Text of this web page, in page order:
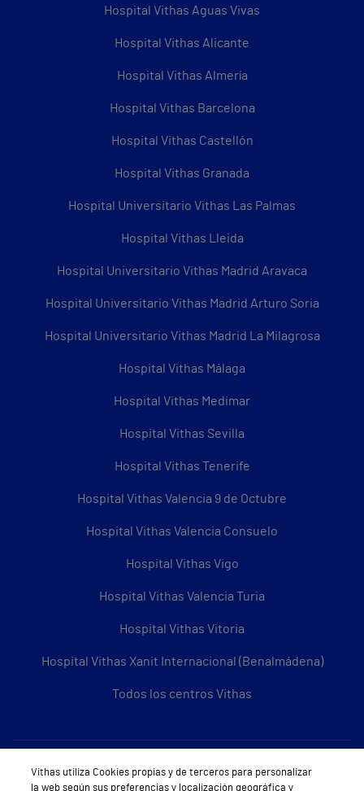
Hospital Vithas Aguas Vivas
Hospital Vithas Alicante
Hospital Vithas Almería
Hospital Vithas Barcelona
Hospital Vithas Castellón
Hospital Vithas Granada
Hospital Universitario Vithas Las Palmas
Hospital Vithas Lleida
Hospital Universitario Vithas Madrid Aravaca
Hospital Universitario Vithas Madrid Arturo Soria
Hospital Universitario Vithas Madrid La Milagrosa
Hospital Vithas Málaga
Hospital Vithas Medimar
Hospital Vithas Sevilla
Hospital Vithas Tenerife
Hospital Vithas Valencia 9 de Octubre
Hospital Vithas Valencia Consuelo
Hospital Vithas Vigo
Hospital Vithas Valencia Turia
Hospital Vithas Vitoria
Hospital Vithas Xanit Internacional (Benalmádena)
Todos los centros Vithas
Sobre Vithas
Vithas utiliza Cookies propias y de terceros para personalizar
la web según sus preferencias y localización geográfica y